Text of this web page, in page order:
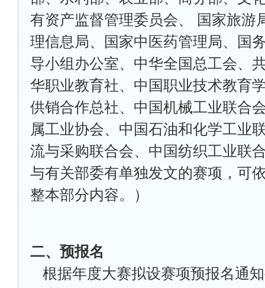
有资产监督管理委员会、 国家旅游
理信息局、国家中医药管理局、国
导小组办公室、中华全国总工会、
华职业教育社、中国职业技术教育
供销合作总社、中国机械工业联合
属工业协会、中国石油和化学工业
流与采购联合会、中国纺织工业联
与有关部委有单独发文的赛项，可
整本部分内容。）
二、预报名
根据年度大赛拟设赛项预报名通